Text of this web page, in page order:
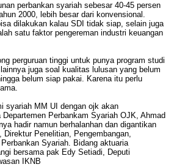
perbankan syariah sebesar 40-45 persen
2000, lebih besar dari konvensional.
dilakukan kalau SDI tidak siap, selain juga
satu faktor pengereman industri keuangan
perguruan tinggi untuk punya program studi
juga soal kualitas lulusan yang belum
belum siap pakai. Karena itu perlu
syariah MM UI dengan ojk akan
Perbankam Syariah OJK, Ahmad
hadir namun berhalanhan dan digantikan
Direktur Penelitian, Pengembangan,
Syariah. Bidang aktuaria
bersama pak Edy Setiadi, Deputi
IKNB